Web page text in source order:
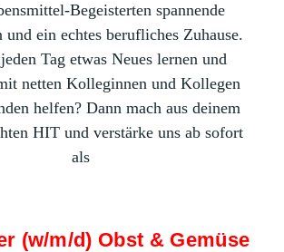
Begeisterten spannende
und ein echtes berufliches Zuhause.
Tag etwas Neues lernen und
netten Kolleginnen und Kollegen
helfen? Dann mach aus deinem
HIT und verstärke uns ab sofort
als
(w/m/d) Obst & Gemüse